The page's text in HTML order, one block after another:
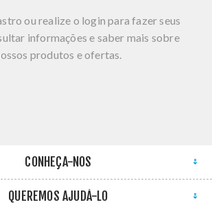
ou realize o login para fazer seus
informações e saber mais sobre
produtos e ofertas.
CONHEÇA-NOS
QUEREMOS AJUDÁ-LO